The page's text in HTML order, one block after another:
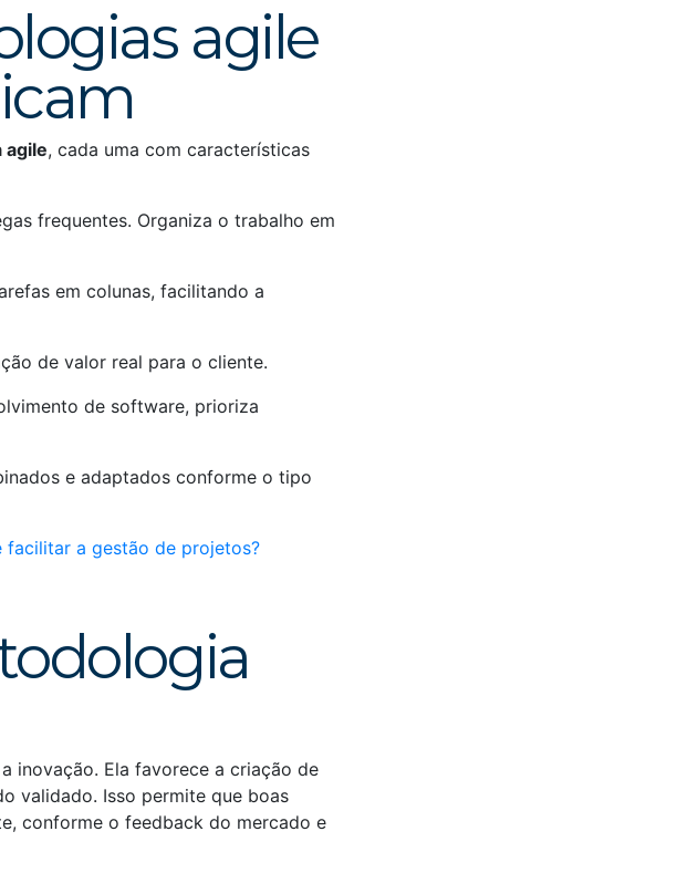
agile
agile, cada uma com características
frequentes. Organiza o trabalho em
em colunas, facilitando a
de valor real para o cliente.
de software, prioriza
e adaptados conforme o tipo
a gestão de projetos?
inovação. Ela favorece a criação de
validado. Isso permite que boas
conforme o feedback do mercado e